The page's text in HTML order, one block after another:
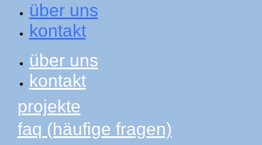
über uns
kontakt
über uns
kontakt
projekte
faq (häufige fragen)